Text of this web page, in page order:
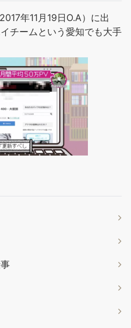
年11月19日O.A）に出
チームという愛知でも大手